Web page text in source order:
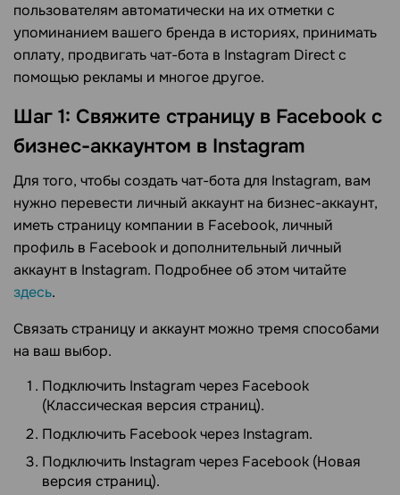
пользователям автоматически на их отметки с
упоминанием вашего бренда в историях, принимать
оплату, продвигать чат-бота в Instagram Direct с
помощью рекламы и многое другое.
Шаг 1: Свяжите страницу в Facebook с
бизнес-аккаунтом в Instagram
Для того, чтобы создать чат-бота для Instagram, вам
нужно перевести личный аккаунт на бизнес-аккаунт,
иметь страницу компании в Facebook, личный
профиль в Facebook и дополнительный личный
аккаунт в Instagram. Подробнее об этом читайте
здесь.
Связать страницу и аккаунт можно тремя способами
на ваш выбор.
Подключить Instagram через Facebook
(Классическая версия страниц).
Подключить Facebook через Instagram.
Подключить Instagram через Facebook (Новая
версия страниц).